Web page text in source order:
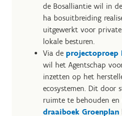
de Bosalliantie wil in
ha bosuitbreiding
uitgewerkt voor
lokale besturen.
Via de projectoproep
wil het Agentschap
inzetten op het
ecosystemen. Dit door
ruimte te behouden
draaiboek Groenplan